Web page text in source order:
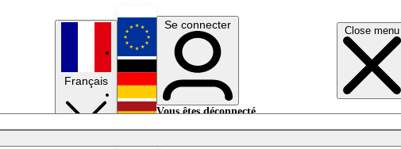
Close menu
Français
English
Deutsch
Se connecter
Vous êtes déconnecté.